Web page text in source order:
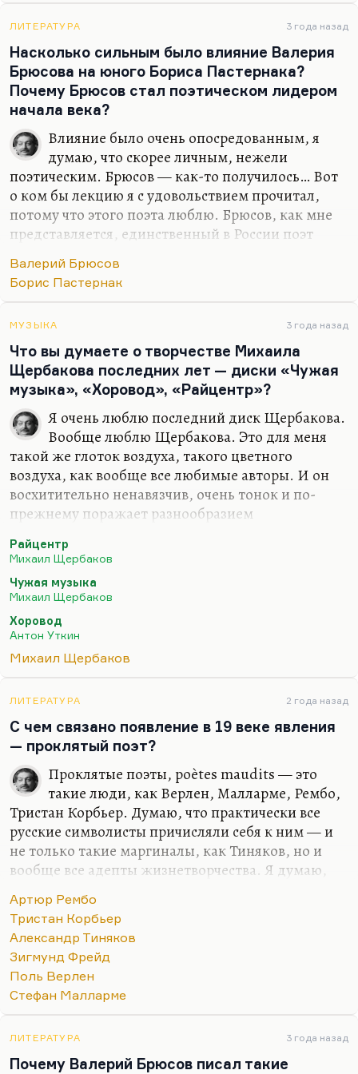
слизиренцев повышенное чувство собственного
достоинства, поэтому их не так легко смешать с
грязью. Они сопротивляются попыткам их
унижения. Унижение — это главное, что
происходит сегодня с любым нонконформистом.
Его пытаются…
ЛИТЕРАТУРА 3 года назад
Насколько сильным было влияние Валерия
Брюсова на юного Бориса Пастернака?
Почему Брюсов стал поэтическом лидером
начала века?
Влияние было очень опосредованным, я
думаю, что скорее личным, нежели
поэтическим. Брюсов — как-то получилось… Вот
о ком бы лекцию я с удовольствием прочитал,
потому что этого поэта люблю. Брюсов, как мне
представляется, единственный в России поэт
интересовал решительно на всех уровнях, от
эротического до политического. Отсюда же его
власти. Как у Генриха Манна у «Учителе Гнусе»
сложное взаимоотношение между рабством и
подчинением, рабством и причинением боли,—
это его занимало.
Он оставил, наверное, замечательные памятники
сложно эволюционировавшего садического
отношения и к женщине, и к…
Валерий Брюсов
Борис Пастернак
МУЗЫКА 3 года назад
Что вы думаете о творчестве Михаила
Щербакова последних лет — диски «Чужая
музыка», «Хоровод», «Райцентр»?
Я очень люблю последний диск Щербакова.
Вообще люблю Щербакова. Это для меня
такой же глоток воздуха, такого цветного
воздуха, как вообще все любимые авторы. И он
восхитительно ненавязчив, очень тонок и по-
прежнему поражает разнообразием
последних дисках ничего принципиально нового
я не вижу. Это тот Щербаков, которого я люблю и
о котором я писал довольно много. Практически
все, что было о нем написано в нулевые годы, оно
сохраняет свою актуальность. Когда появится
манера, новая лексика, новая тематика, тогда об
это продолжение лучших щербаковских…
Райцентр
Михаил Щербаков
Чужая музыка
Михаил Щербаков
Хоровод
Антон Уткин
Михаил Щербаков
ЛИТЕРАТУРА 2 года назад
С чем связано появление в 19 веке явления
— проклятый поэт?
Проклятые поэты, poètes maudits — это
такие люди, как Верлен, Малларме, Рембо,
Тристан Корбьер. Думаю, что практически все
русские символисты причисляли себя к ним — и
не только такие маргиналы, как Тиняков, но и
вообще все адепты жизнетворчества. Я думаю,
поэт русского садомазохизма,— поэт такого
саморазрушения.
Видите ли, в чём дело? Почему они называют себя
проклятыми? Дело в том, что нам всем, мне
кажется, надо несколько пересмотреть своё
собственно, я рекомендую всем книгу Таубера
«Реквием по эго», где рассмотрена моральная
составляющая модерна, его этика. Трудно о ней
Артюр Рембо
Тристан Корбьер
Александр Тиняков
Зигмунд Фрейд
Поль Верлен
Стефан Малларме
ЛИТЕРАТУРА 3 года назад
Почему Валерий Брюсов писал такие